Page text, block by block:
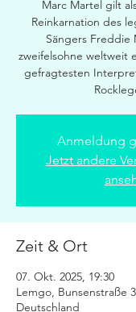
Marc Martel gilt
Reinkarnation des
Sängers Freddie
zweifelsohne weltweit
gefragtesten
Anmeldung
Jetzt andere
Zeit & Ort
07. Okt. 2025, 19:30
Lemgo, Bunsenstraße
Deutschland